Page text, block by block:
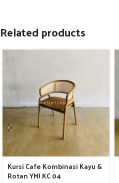
Related products
Kursi Cafe Kombinasi Kayu &
Rotan YMJ KC 04